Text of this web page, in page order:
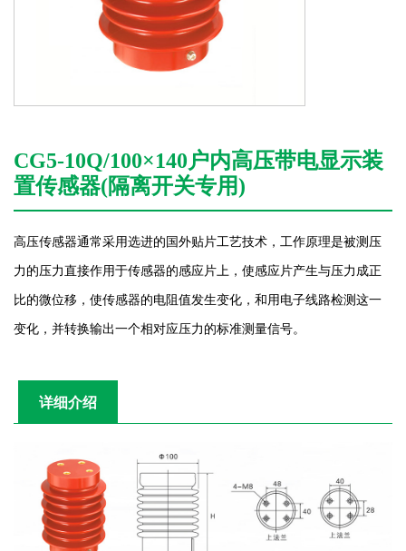
CG5-10Q/100×140户内高压带电显示装
置传感器(隔离开关专用)
高压传感器通常采用选进的国外贴片工艺技术，工作原理是被测压
力的压力直接作用于传感器的感应片上，使感应片产生与压力成正
比的微位移，使传感器的电阻值发生变化，和用电子线路检测这一
变化，并转换输出一个相对应压力的标准测量信号。
详细介绍